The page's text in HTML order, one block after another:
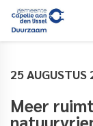
25 AUGUSTUS
Meer